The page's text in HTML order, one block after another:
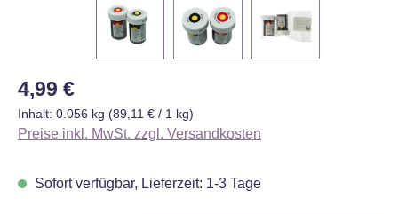
Regulärer Preis:
4,99 €
Inhalt: 0.056 kg (89,11 € / 1 kg)
Preise inkl. MwSt. zzgl. Versandkosten
Sofort verfügbar, Lieferzeit: 1-3 Tage